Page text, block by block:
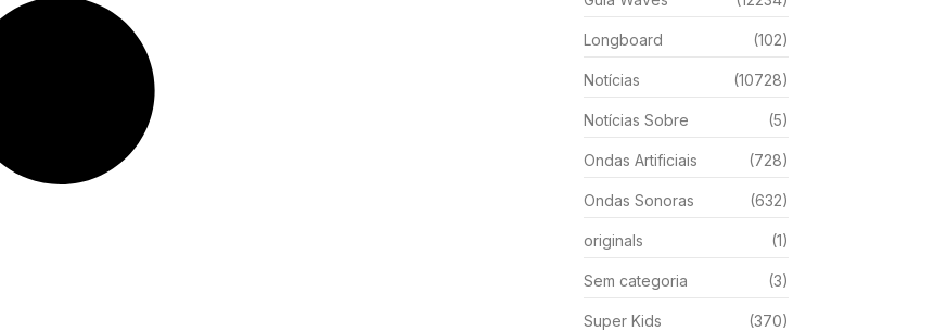
Longboard (102)
Notícias (10728)
Notícias Sobre (5)
Ondas Artificiais (728)
Ondas Sonoras (632)
originals (1)
Sem categoria (3)
Super Kids (370)